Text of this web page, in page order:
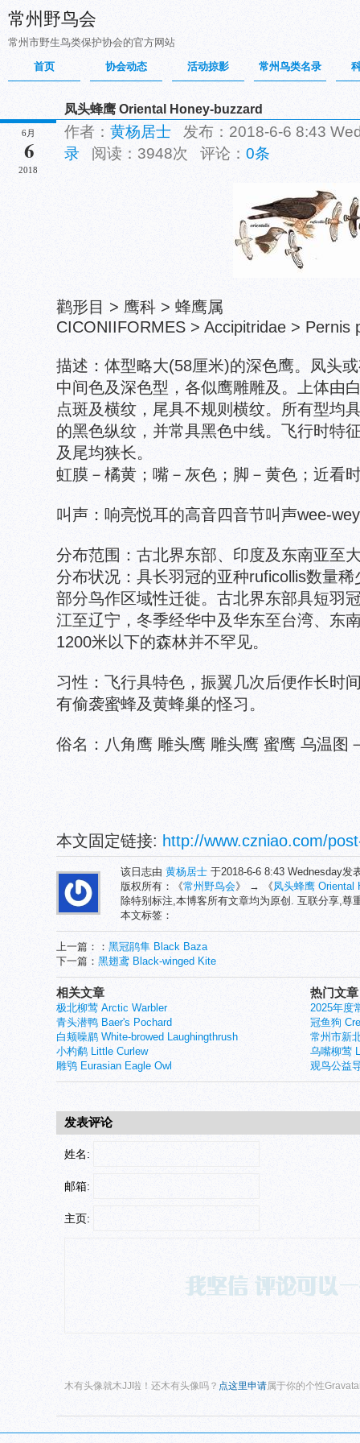
常州野鸟会
常州市野生鸟类保护协会的官方网站
首页
协会动态 活动掠影 常州鸟类名录
6月
6
2018
凤头蜂鹰 Oriental Honey-buzzard
作者： 黄杨居士 发布：2018-6-6 8:43
录 阅读：3948次 评论： 0条
鹳形目 > 鹰科 > 蜂鹰属
CICONIIFORMES > Accipitridae > Pernis
描述：体型略大(58厘米)的深色鹰。凤头
中间色及深色型，各似鹰雕雕及。上体由
点斑及横纹，尾具不规则横纹。所有型均
的黑色纵纹，并常具黑色中线。飞行时特
及尾均狭长。
虹膜－橘黄；嘴－灰色；脚－黄色；近看
叫声：响亮悦耳的高音四音节叫声wee-
分布范围：古北界东部、印度及东南亚至
分布状况：具长羽冠的亚种ruficollis数量
部分鸟作区域性迁徙。古北界东部具短羽
江至辽宁，冬季经华中及华东至台湾、东
1200米以下的森林并不罕见。
习性：飞行具特色，振翼几次后便作长时
有偷袭蜜蜂及黄蜂巢的怪习。
俗名：八角鹰 雕头鹰 雕头鹰 蜜鹰 乌温图
本文固定链接: http://www.czniao.com/
该日志由 黄杨居士 于2018-6-6 8:43 Wednesday发
版权所有：《常州野鸟会》 → 《凤头蜂鹰 Oriental
除特别标注,本博客所有文章均为原创. 互联分享,尊
本文标签：
上一篇：： 黑冠鹃隼 Black Baza
下一篇： 黑翅鸢 Black-winged Kite
热门文章
2025年度
冠鱼狗
常州市新
乌嘴柳莺
观鸟公益
相关文章
极北柳莺 Arctic Warbler
青头潜鸭 Baer's Pochard
白颊噪鹛 White-browed Laughingthrush
小杓鹬 Little Curlew
雕鸮 Eurasian Eagle Owl
发表评论
姓名:
邮箱:
主页:
木有头像就木JJ啦！还木有头像吗？ 点这里申请 属于你的个性